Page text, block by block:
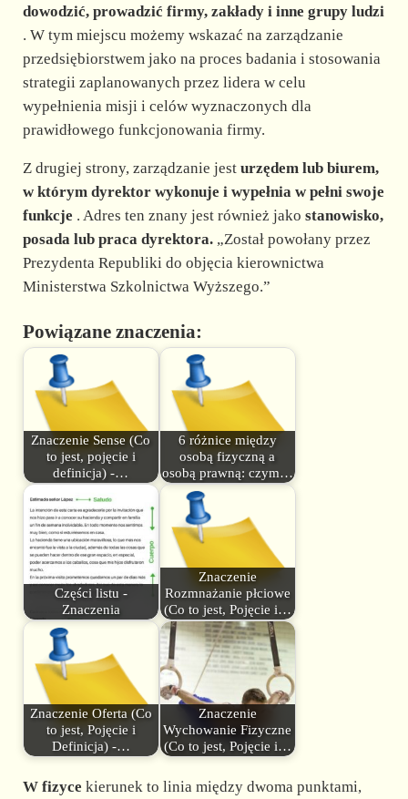
dowodzić, prowadzić firmy, zakłady i inne grupy ludzi
. W tym miejscu możemy wskazać na zarządzanie
przedsiębiorstwem jako na proces badania i stosowania
strategii zaplanowanych przez lidera w celu
wypełnienia misji i celów wyznaczonych dla
prawidłowego funkcjonowania firmy.
Z drugiej strony, zarządzanie jest urzędem lub biurem,
w którym dyrektor wykonuje i wypełnia w pełni swoje
funkcje . Adres ten znany jest również jako stanowisko,
posada lub praca dyrektora.„Został powołany przez
Prezydenta Republiki do objęcia kierownictwa
Ministerstwa Szkolnictwa Wyższego.”
Powiązane znaczenia:
Znaczenie Sense (Co
to jest, pojęcie i
definicja) -…
6 różnice między
osobą fizyczną a
osobą prawną: czym…
Części listu -
Znaczenia
Znaczenie
Rozmnażanie płciowe
(Co to jest, Pojęcie i…
Znaczenie Oferta (Co
to jest, Pojęcie i
Definicja) -…
Znaczenie
Wychowanie Fizyczne
(Co to jest, Pojęcie i…
W fizyce kierunek to linia między dwoma punktami,